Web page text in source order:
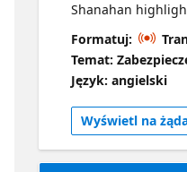
Shanahan
features in GitHub
Formatuj:
Temat:
Język: angielski
Wyświetl na